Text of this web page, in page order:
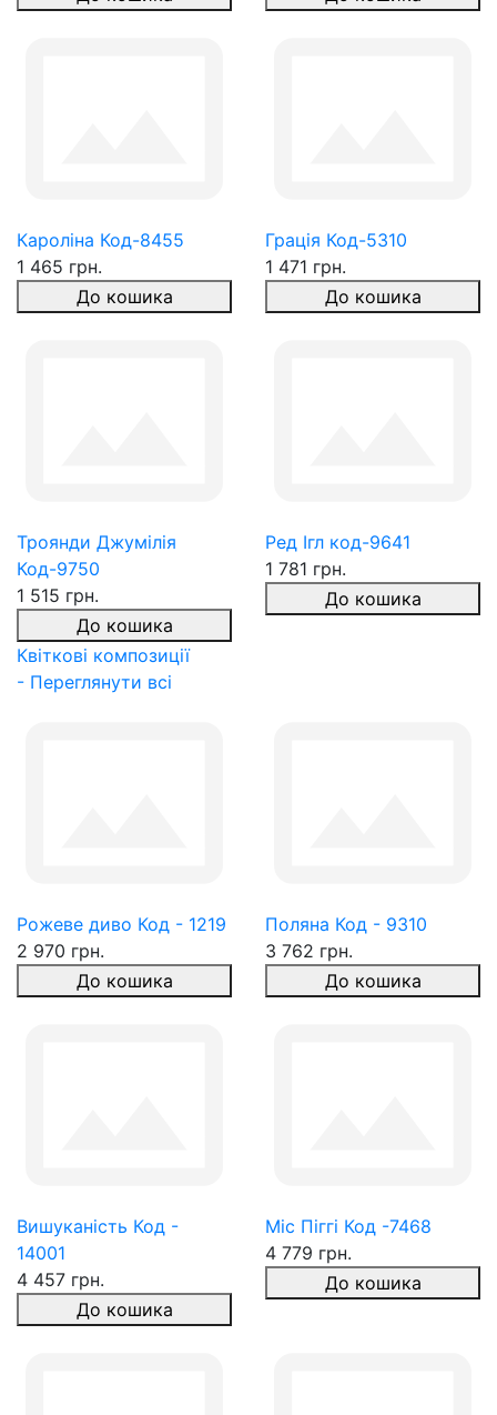
Кароліна Код-8455
1 465 грн.
До кошика
Грація Код-5310
1 471 грн.
До кошика
Троянди Джумілія
Код-9750
1 515 грн.
До кошика
Ред Ігл код-9641
1 781 грн.
До кошика
Квіткові композиції
- Переглянути всі
Рожеве диво Код - 1219
2 970 грн.
До кошика
Поляна Код - 9310
3 762 грн.
До кошика
Вишуканість Код -
14001
4 457 грн.
До кошика
Міс Піггі Код -7468
4 779 грн.
До кошика